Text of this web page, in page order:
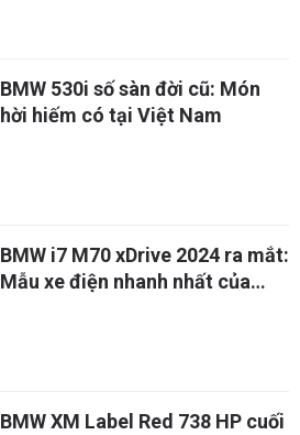
BMW 530i số sàn đời cũ: Món
hời hiếm có tại Việt Nam
BMW i7 M70 xDrive 2024 ra mắt:
Mẫu xe điện nhanh nhất của
BMW XM Label Red 738 HP cuối